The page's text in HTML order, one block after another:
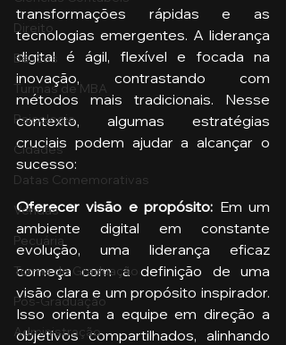
Direito
Bancos
Turmas de MBA
Psicologia
Cidades
Datas Comemorativas
Vendas
Pecuária
Turma de Graduação
Pós-Graduação
Administração
transformações rápidas e as
tecnologias emergentes. A liderança
digital é ágil, flexível e focada na
inovação, contrastando com
métodos mais tradicionais. Nesse
contexto, algumas estratégias
cruciais podem ajudar a alcançar o
sucesso:
Oferecer visão e propósito: Em um
ambiente digital em constante
evolução, uma liderança eficaz
começa com a definição de uma
visão clara e um propósito inspirador.
Isso orienta a equipe em direção a
objetivos compartilhados, alinhando